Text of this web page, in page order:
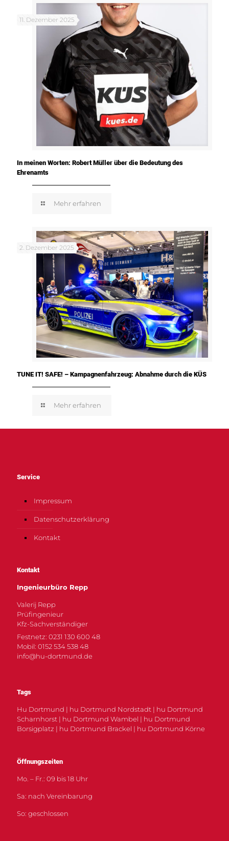
11. Dezember 2025
In meinen Worten: Robert Müller über die Bedeutung des
Ehrenamts
Mehr erfahren
2. Dezember 2025
TUNE IT! SAFE! – Kampagnenfahrzeug: Abnahme durch die KÜS
Mehr erfahren
Service
Impressum
Datenschutzerklärung
Kontakt
Kontakt
Ingenieurbüro Repp
Valerij Repp
Prüfingenieur
Kfz-Sachverständiger
Festnetz: 0231 130 600 48
Mobil: 0152 534 538 48
info@hu-dortmund.de
Tags
Hu Dortmund | hu Dortmund Nordstadt | hu Dortmund
Scharnhorst | hu Dortmund Wambel | hu Dortmund
Borsigplatz | hu Dortmund Brackel | hu Dortmund Körne
Öffnungszeiten
Mo. – Fr.: 09 bis 18 Uhr
Sa: nach Vereinbarung
So: geschlossen